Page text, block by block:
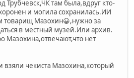
Трубчевск,ЧК там была,вдруг кто-
и могила сохранилась.ИИ
товарищ Мазохин😀,нужно за
в местный музей.Или архив.
Мазохина,отвечают,что нет
чекиста Мазохина,который